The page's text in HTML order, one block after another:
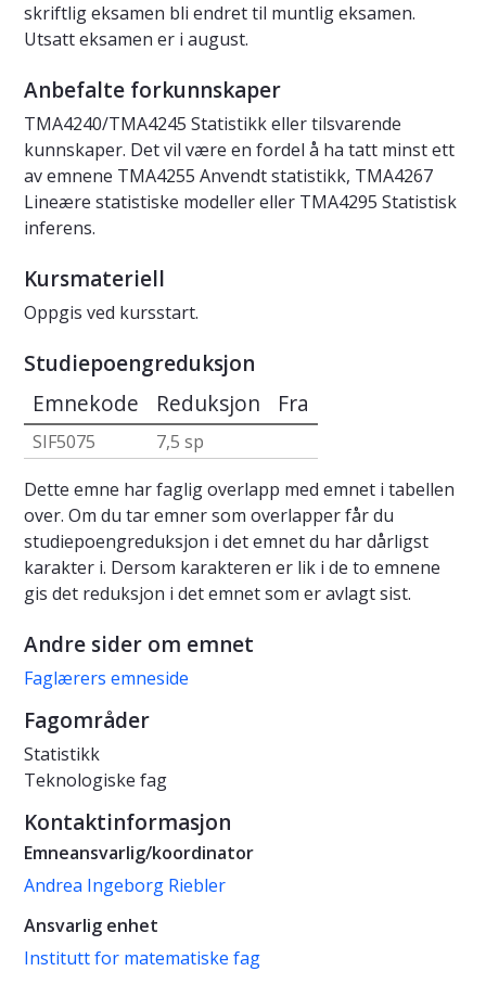
skriftlig eksamen bli endret til muntlig eksamen.
Utsatt eksamen er i august.
Anbefalte forkunnskaper
TMA4240/TMA4245 Statistikk eller tilsvarende
kunnskaper. Det vil være en fordel å ha tatt minst ett
av emnene TMA4255 Anvendt statistikk, TMA4267
Lineære statistiske modeller eller TMA4295 Statistisk
inferens.
Kursmateriell
Oppgis ved kursstart.
Studiepoengreduksjon
Emnekode Reduksjon Fra
SIF5075
7,5 sp
Dette emne har faglig overlapp med emnet i tabellen
over. Om du tar emner som overlapper får du
studiepoengreduksjon i det emnet du har dårligst
karakter i. Dersom karakteren er lik i de to emnene
gis det reduksjon i det emnet som er avlagt sist.
Andre sider om emnet
Faglærers emneside
Fagområder
Statistikk
Teknologiske fag
Kontaktinformasjon
Emneansvarlig/koordinator
Andrea Ingeborg Riebler
Ansvarlig enhet
Institutt for matematiske fag